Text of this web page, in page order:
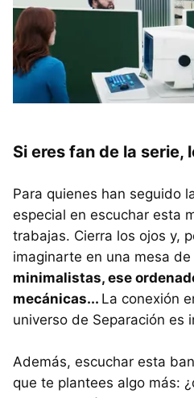
Si eres fan de la serie,
Para quienes han seguido
especial en escuchar esta
trabajas. Cierra los ojos y,
imaginarte en una mesa de
minimalistas, ese
mecánicas... La conexión
universo de Separación es
Además, escuchar esta
que te plantees algo más: